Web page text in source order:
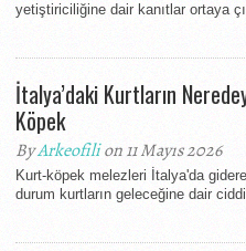
yetiştiriciliğine dair kanıtlar ortaya
İtalya’daki Kurtların
Köpek
ByArkeofilion 11 Mayıs 2026
Kurt-köpek melezleri İtalya'da
durum kurtların geleceğine dair ciddi